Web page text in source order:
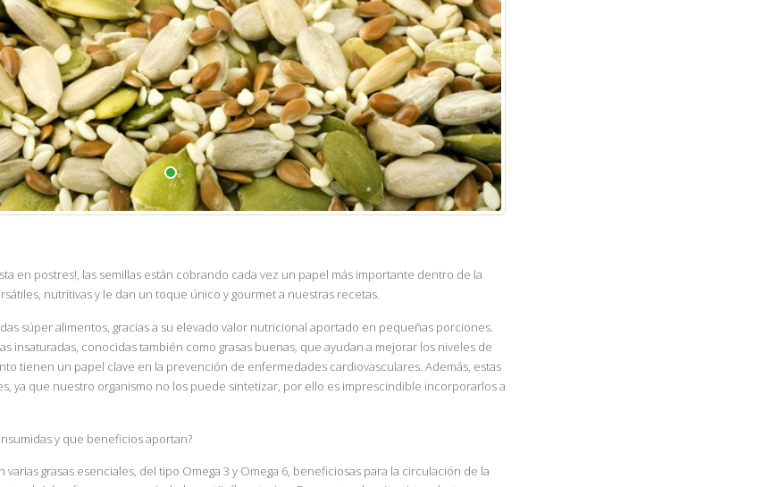
en postres!, las semillas están cobrando cada vez un papel más importante dentro de la
nutritivas y le dan un toque único y gourmet a nuestras recetas.
súper alimentos, gracias a su elevado valor nutricional aportado en pequeñas porciones.
insaturadas, conocidas también como grasas buenas, que ayudan a mejorar los niveles de
tienen un papel clave en la prevención de enfermedades cardiovasculares. Además, estas
ya que nuestro organismo no los puede sintetizar, por ello es imprescindible incorporarlos a
y que beneficios aportan?
varias grasas esenciales, del tipo Omega 3 y Omega 6, beneficiosas para la circulación de la